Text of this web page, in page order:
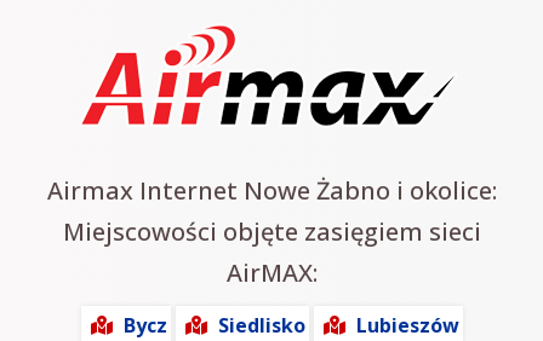
Airmax Internet Nowe Żabno i okolice:
Miejscowości objęte zasięgiem sieci
AirMAX:
Bycz Siedlisko
Lubieszów